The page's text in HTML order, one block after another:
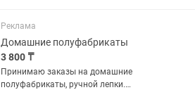
Реклама
Домашние полуфабрикаты
3 800 ₸
Принимаю заказы на домашние
полуфабрикаты, ручной лепки.